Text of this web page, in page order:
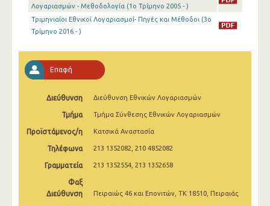
1o Τρίμηνο 2023
3o Τρίμηνο 2022
2o Τρίμηνο 2022
1o Τρίμηνο 2022
3o Τρίμηνο 2021
2o Τρίμηνο 2021
1o Τρίμηνο 2021
Λογαριασμών - Μεθοδολογία (1o Τρίμηνο 2005 - )
Τριμηνιαίοι Εθνικοί Λογαριασμοί- Πηγές και Μέθοδοι (3o
Τρίμηνο 2016 - )
Επαφή
Διεύθυνση Διεύθυνση Εθνικών Λογαριασμών
Τμήμα Τμήμα Σύνθεσης Εθνικών Λογαριασμών
Προϊστάμενος/η Κατσικά Αναστασία
Τηλέφωνα 213 1352082, 210 4852082
Γραμματεία 213 1352554, 213 1352658
Φαξ
Διεύθυνση
Πειραιώς 46 και Επονιτών, ΤΚ 18510, Πειραιάς